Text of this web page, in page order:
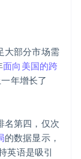
大部分市场需
面向美国的跨
年增长了
名第四，仅次
的数据显示，
英语是吸引